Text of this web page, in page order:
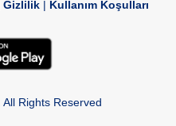
Gizlilik| Kullanım Koşulları
. All Rights Reserved